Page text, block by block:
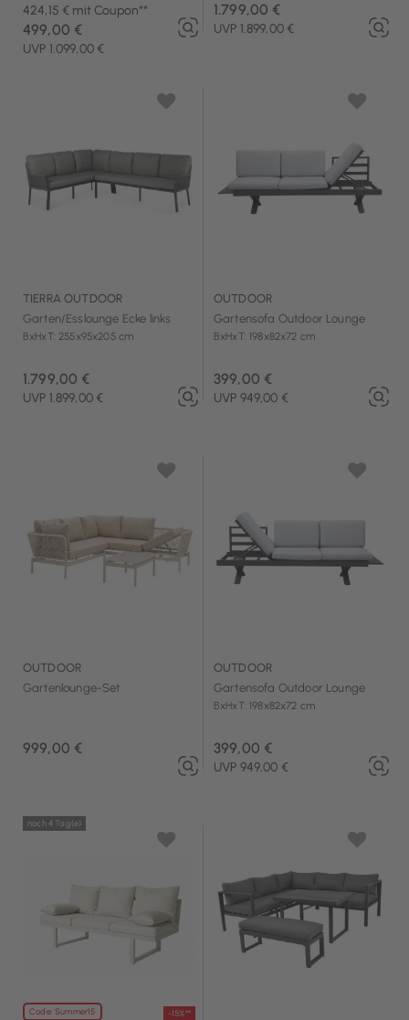
424,15 € mit Coupon**
UVP 1.099,00 €
499,00 €
1.799,00 €
UVP 1.899,00 €
TIERRA OUTDOOR
Garten/Esslounge Ecke links
BxHxT: 255x95x205 cm
1.799,00 €
UVP 1.899,00 €
OUTDOOR
Gartensofa Outdoor Lounge
BxHxT: 198x82x72 cm
399,00 €
UVP 949,00 €
OUTDOOR
Gartenlounge-Set
999,00 €
OUTDOOR
Gartensofa Outdoor Lounge
BxHxT: 198x82x72 cm
399,00 €
UVP 949,00 €
Code: Summer15 -15%**
noch 4 Tag(e)